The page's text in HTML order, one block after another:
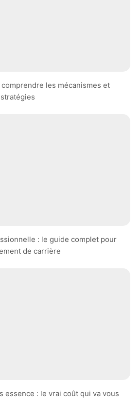
les mécanismes et
: le guide complet pour
de carrière
essence : le vrai coût qui va vous